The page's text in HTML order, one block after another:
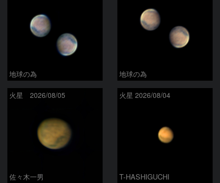
地球の為 地球の為
火星 2026/08/05
佐々木一男
火星 2026/08/04
T-HASHIGUCHI